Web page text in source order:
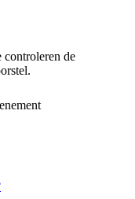
controleren de